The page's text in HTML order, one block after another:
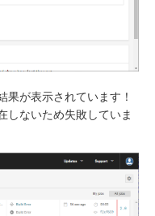
果が表示されています！
しないため失敗していま